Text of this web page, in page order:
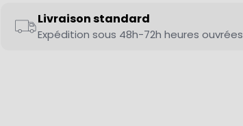
Livraison standard
Expédition sous 48h-72h heures ouvrées